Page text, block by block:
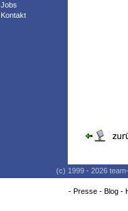
Jobs
Kontakt
(c) 1999 - 2026
- Presse- Blog-